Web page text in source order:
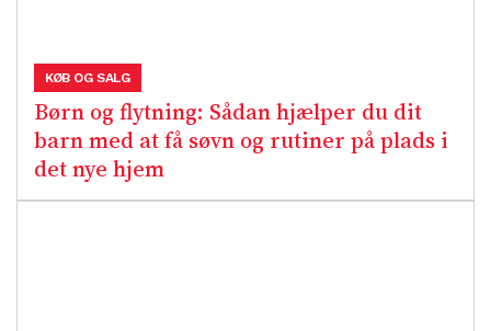
Børn og flytning: Sådan hjælper du dit
barn med at få søvn og rutiner på plads i
det nye hjem
KØB OG SALG